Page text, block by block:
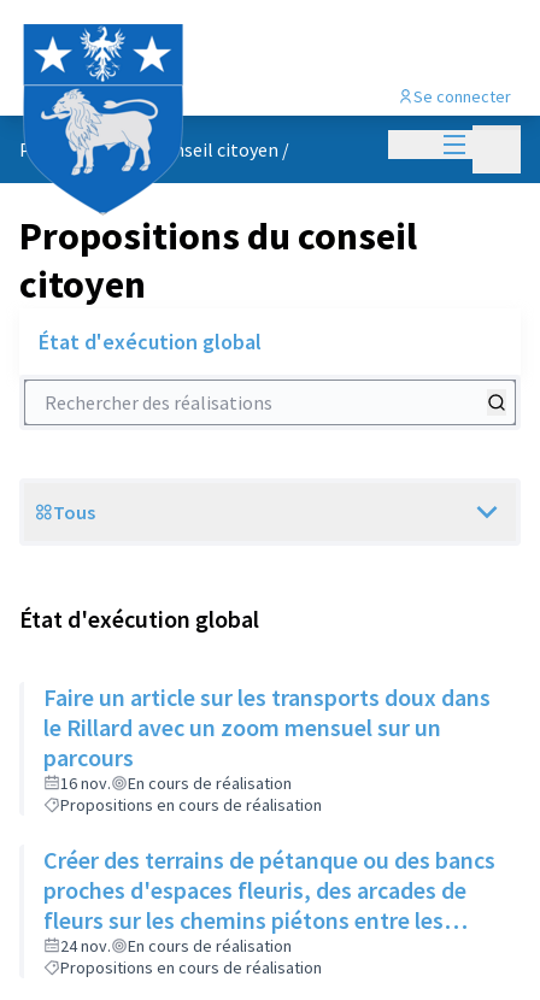
Menu
Se connecter
Propositions du conseil citoyen /
Propositions du conseil
citoyen
État d'exécution global
Rechercher des réalisations
Scope
Tous
État d'exécution global
Faire un article sur les transports doux dans
le Rillard avec un zoom mensuel sur un
parcours
16 nov.
En cours de réalisation
Propositions en cours de réalisation
Créer des terrains de pétanque ou des bancs
proches d'espaces fleuris, des arcades de
fleurs sur les chemins piétons entre les
immeubles
24 nov.
En cours de réalisation
Propositions en cours de réalisation